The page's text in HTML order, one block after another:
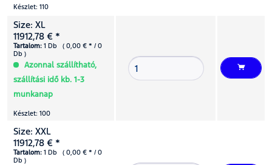
Készlet: 110
Size: XL
11912,78 € *
Tartalom: 1 Db ( 0,00 € * / 0
Db )
Azonnal szállítható,
szállítási idő kb. 1-3
munkanap
Készlet: 100
Size: XXL
11912,78 € *
Tartalom: 1 Db ( 0,00 € * / 0
Db )